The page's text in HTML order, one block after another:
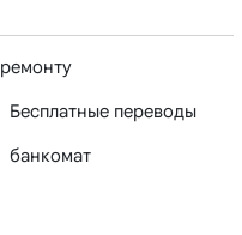
ремонту
Бесплатные переводы
банкомат